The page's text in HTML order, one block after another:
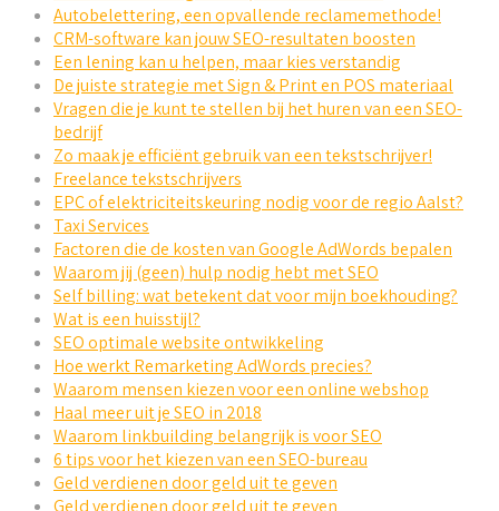
Autobelettering, een opvallende reclamemethode!
CRM-software kan jouw SEO-resultaten boosten
Een lening kan u helpen, maar kies verstandig
De juiste strategie met Sign & Print en POS materiaal
Vragen die je kunt te stellen bij het huren van een SEO-
bedrijf
Zo maak je efficiënt gebruik van een tekstschrijver!
Freelance tekstschrijvers
EPC of elektriciteitskeuring nodig voor de regio Aalst?
Taxi Services
Factoren die de kosten van Google AdWords bepalen
Waarom jij (geen) hulp nodig hebt met SEO
Self billing: wat betekent dat voor mijn boekhouding?
Wat is een huisstijl?
SEO optimale website ontwikkeling
Hoe werkt Remarketing AdWords precies?
Waarom mensen kiezen voor een online webshop
Haal meer uit je SEO in 2018
Waarom linkbuilding belangrijk is voor SEO
6 tips voor het kiezen van een SEO-bureau
Geld verdienen door geld uit te geven
Geld verdienen door geld uit te geven